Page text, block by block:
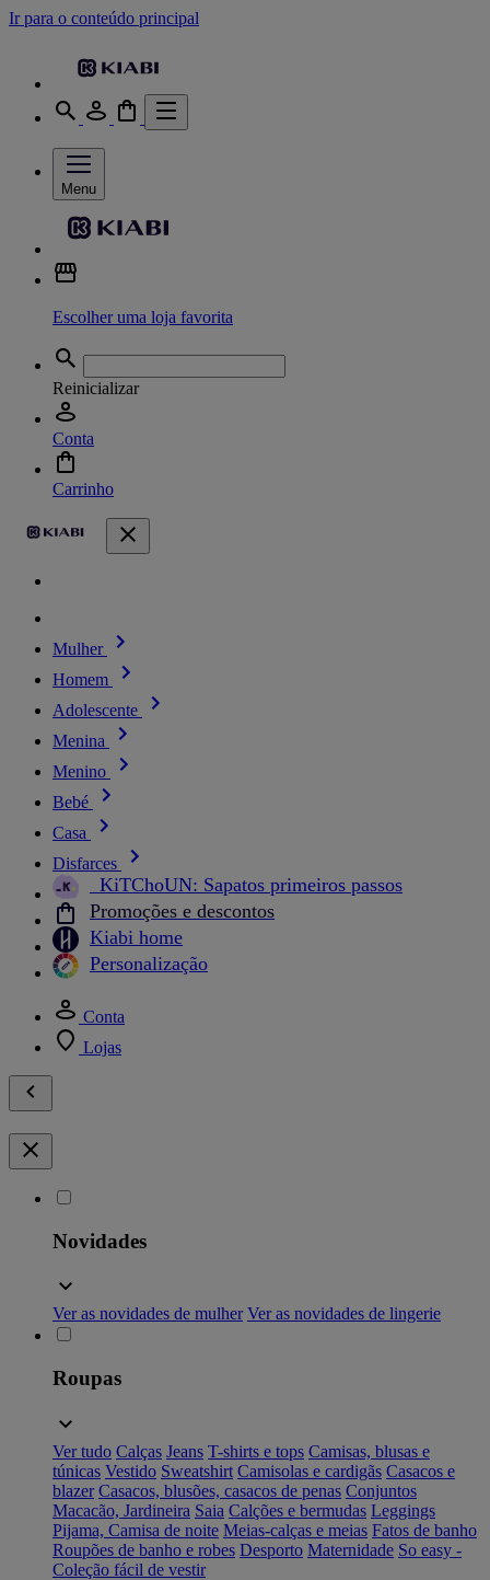
Ir para o conteúdo principal
Menu
Escolher uma loja favorita
Reinicializar
Conta
Carrinho
Mulher
Homem
Adolescente
Menina
Menino
Bebé
Casa
Disfarces
_KiTChoUN: Sapatos primeiros passos
Promoções e descontos
Kiabi home
Personalização
Conta
Lojas
Novidades
Ver as novidades de mulher Ver as novidades de lingerie
Roupas
Ver tudo Calças Jeans T-shirts e tops Camisas, blusas e
túnicas Vestido Sweatshirt Camisolas e cardigãs Casacos e
blazer Casacos, blusões, casacos de penas Conjuntos
Macacão, Jardineira Saia Calções e bermudas Leggings
Pijama, Camisa de noite Meias-calças e meias Fatos de banho
Roupões de banho e robes Desporto Maternidade So easy -
Coleção fácil de vestir